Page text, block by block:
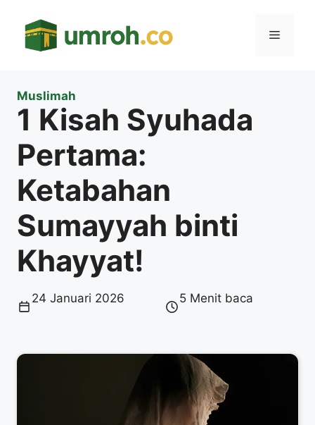
Menu
Muslimah
1 Kisah Syuhada
Pertama:
Ketabahan
Sumayyah binti
Khayyat!
24 Januari 2026 5 Menit baca